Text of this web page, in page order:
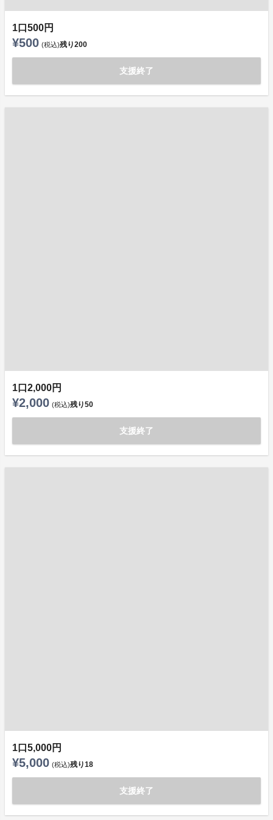
1口500円
¥500 (税込)残り200
支援終了
1口2,000円
¥2,000 (税込)残り50
支援終了
1口5,000円
¥5,000 (税込)残り18
支援終了